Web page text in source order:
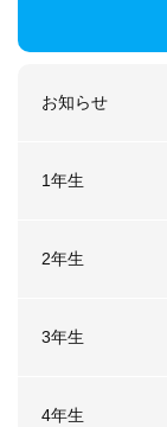
お知らせ
1年生
2年生
3年生
4年生